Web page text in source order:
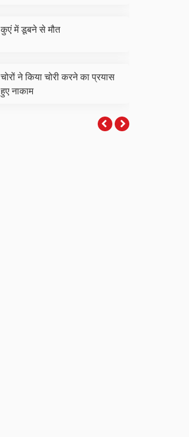
कुएं में डूबने से मौत
चोरों ने किया चोरी करने का प्रयास
हुए नाकाम